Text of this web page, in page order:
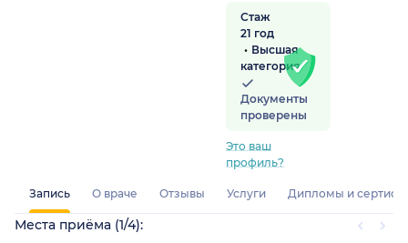
Стаж
21 год
Высшая
категория
Документы
проверены
Это ваш
профиль?
Запись О враче Отзывы Услуги Дипломы и
Места приёма (1/4):